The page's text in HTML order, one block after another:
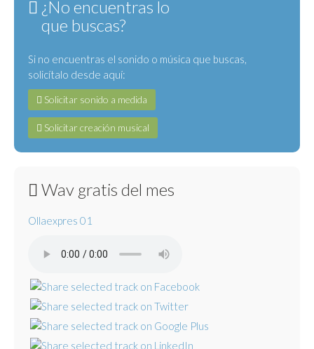
¿No encuentras lo
que buscas?
Si no encuentras el sonido o música que buscas,
solicítalo desde aquí:
Solicitar sonido a medida
Solicitar creación musical
Wav gratis del mes
Ollaexpres 01